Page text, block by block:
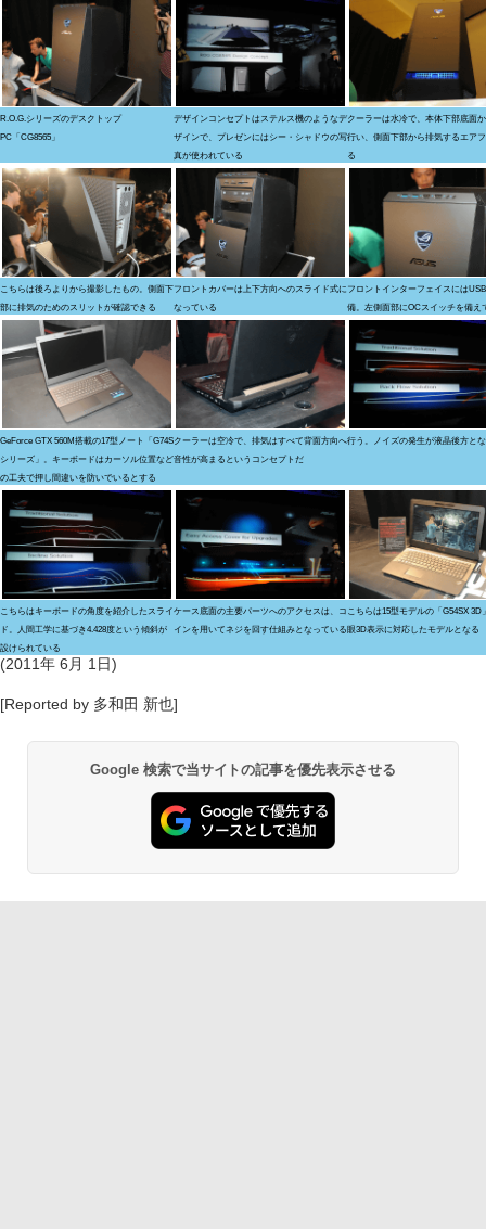
R.O.G.シリーズのデスクトップ
PC「CG8565」
デザインコンセプトはステルス機のようなデ
ザインで、プレゼンにはシー・シャドウの写
真が使われている
クーラーは水冷で、本体下部底面
行い、側面下部から排気するエア
る
こちらは後ろよりから撮影したもの。側面下
部に排気のためのスリットが確認できる
フロントカバーは上下方向へのスライド式に
なっている
フロントインターフェイスには
備。左側面部にOCスイッチを備え
GeForce GTX 560M搭載の17型ノート「G74S
シリーズ」。キーボードはカーソル位置など
の工夫で押し間違いを防いでいるとする
クーラーは空冷で、排気はすべて背面方向へ行う。ノイズの発生が液晶後方と
音性が高まるというコンセプトだ
こちらはキーボードの角度を紹介したスライ
ド。人間工学に基づき4.428度という傾斜が
設けられている
ケース底面の主要パーツへのアクセスは、コ
インを用いてネジを回す仕組みとなっている
こちらは15型モデルの「G54SX 3D
眼3D表示に対応したモデルとなる
(2011年 6月 1日)
[Reported by 多和田 新也]
Google 検索で当サイトの記事を優先表示させる